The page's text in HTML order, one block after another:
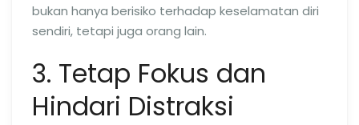
bukan hanya berisiko terhadap keselamatan diri
sendiri, tetapi juga orang lain.
3. Tetap Fokus dan
Hindari Distraksi